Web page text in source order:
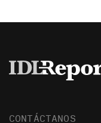
CONTÁCTANOS